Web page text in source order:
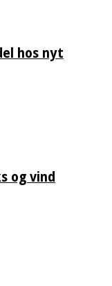
hos nyt
og vind